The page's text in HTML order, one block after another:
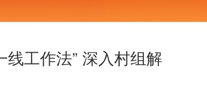
线工作法” 深入村组解